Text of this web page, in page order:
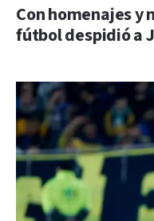
Con homenajes y
fútbol despidió a